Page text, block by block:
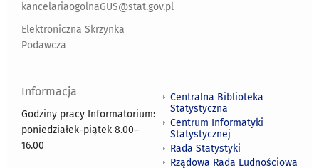
kancelariaogolnaGUS@stat.gov.pl
Elektroniczna Skrzynka
Podawcza
Informacja
Godziny pracy Informatorium:
poniedziałek-piątek 8.00–
16.00
Centralna Biblioteka
Statystyczna
Centrum Informatyki
Statystycznej
Rada Statystyki
Rządowa Rada Ludnościowa